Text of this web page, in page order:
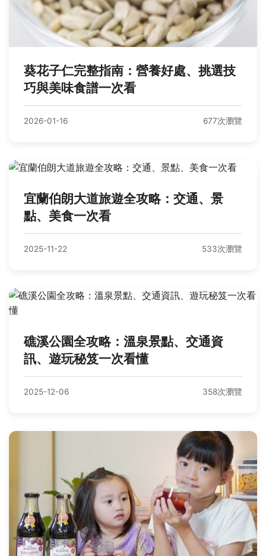
葵花子仁完整指南：營養好處、挑選技
巧與美味食譜一次看
2026-01-16 677次瀏覽
宜蘭伯朗大道旅遊全攻略：交通、景
點、美食一次看
2025-11-22 533次瀏覽
礁溪公園全攻略：溫泉景點、交通資
訊、遊玩秘笈一次看懂
2025-12-06 358次瀏覽